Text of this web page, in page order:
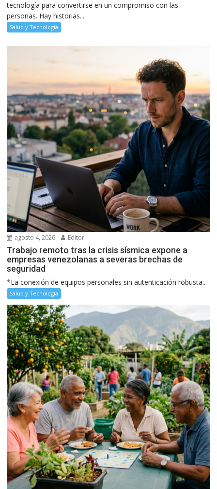
tecnología para convertirse en un compromiso con las
personas. Hay historias...
Salud y Tecnología
agosto 4, 2026 Editor
Trabajo remoto tras la crisis sísmica expone a
empresas venezolanas a severas brechas de
seguridad
*La conexión de equipos personales sin autenticación robusta...
Salud y Tecnología